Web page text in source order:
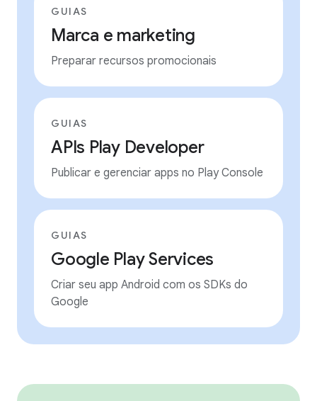
GUIAS
Marca e marketing
Preparar recursos promocionais
GUIAS
APIs Play Developer
Publicar e gerenciar apps no Play Console
GUIAS
Google Play Services
Criar seu app Android com os SDKs do
Google